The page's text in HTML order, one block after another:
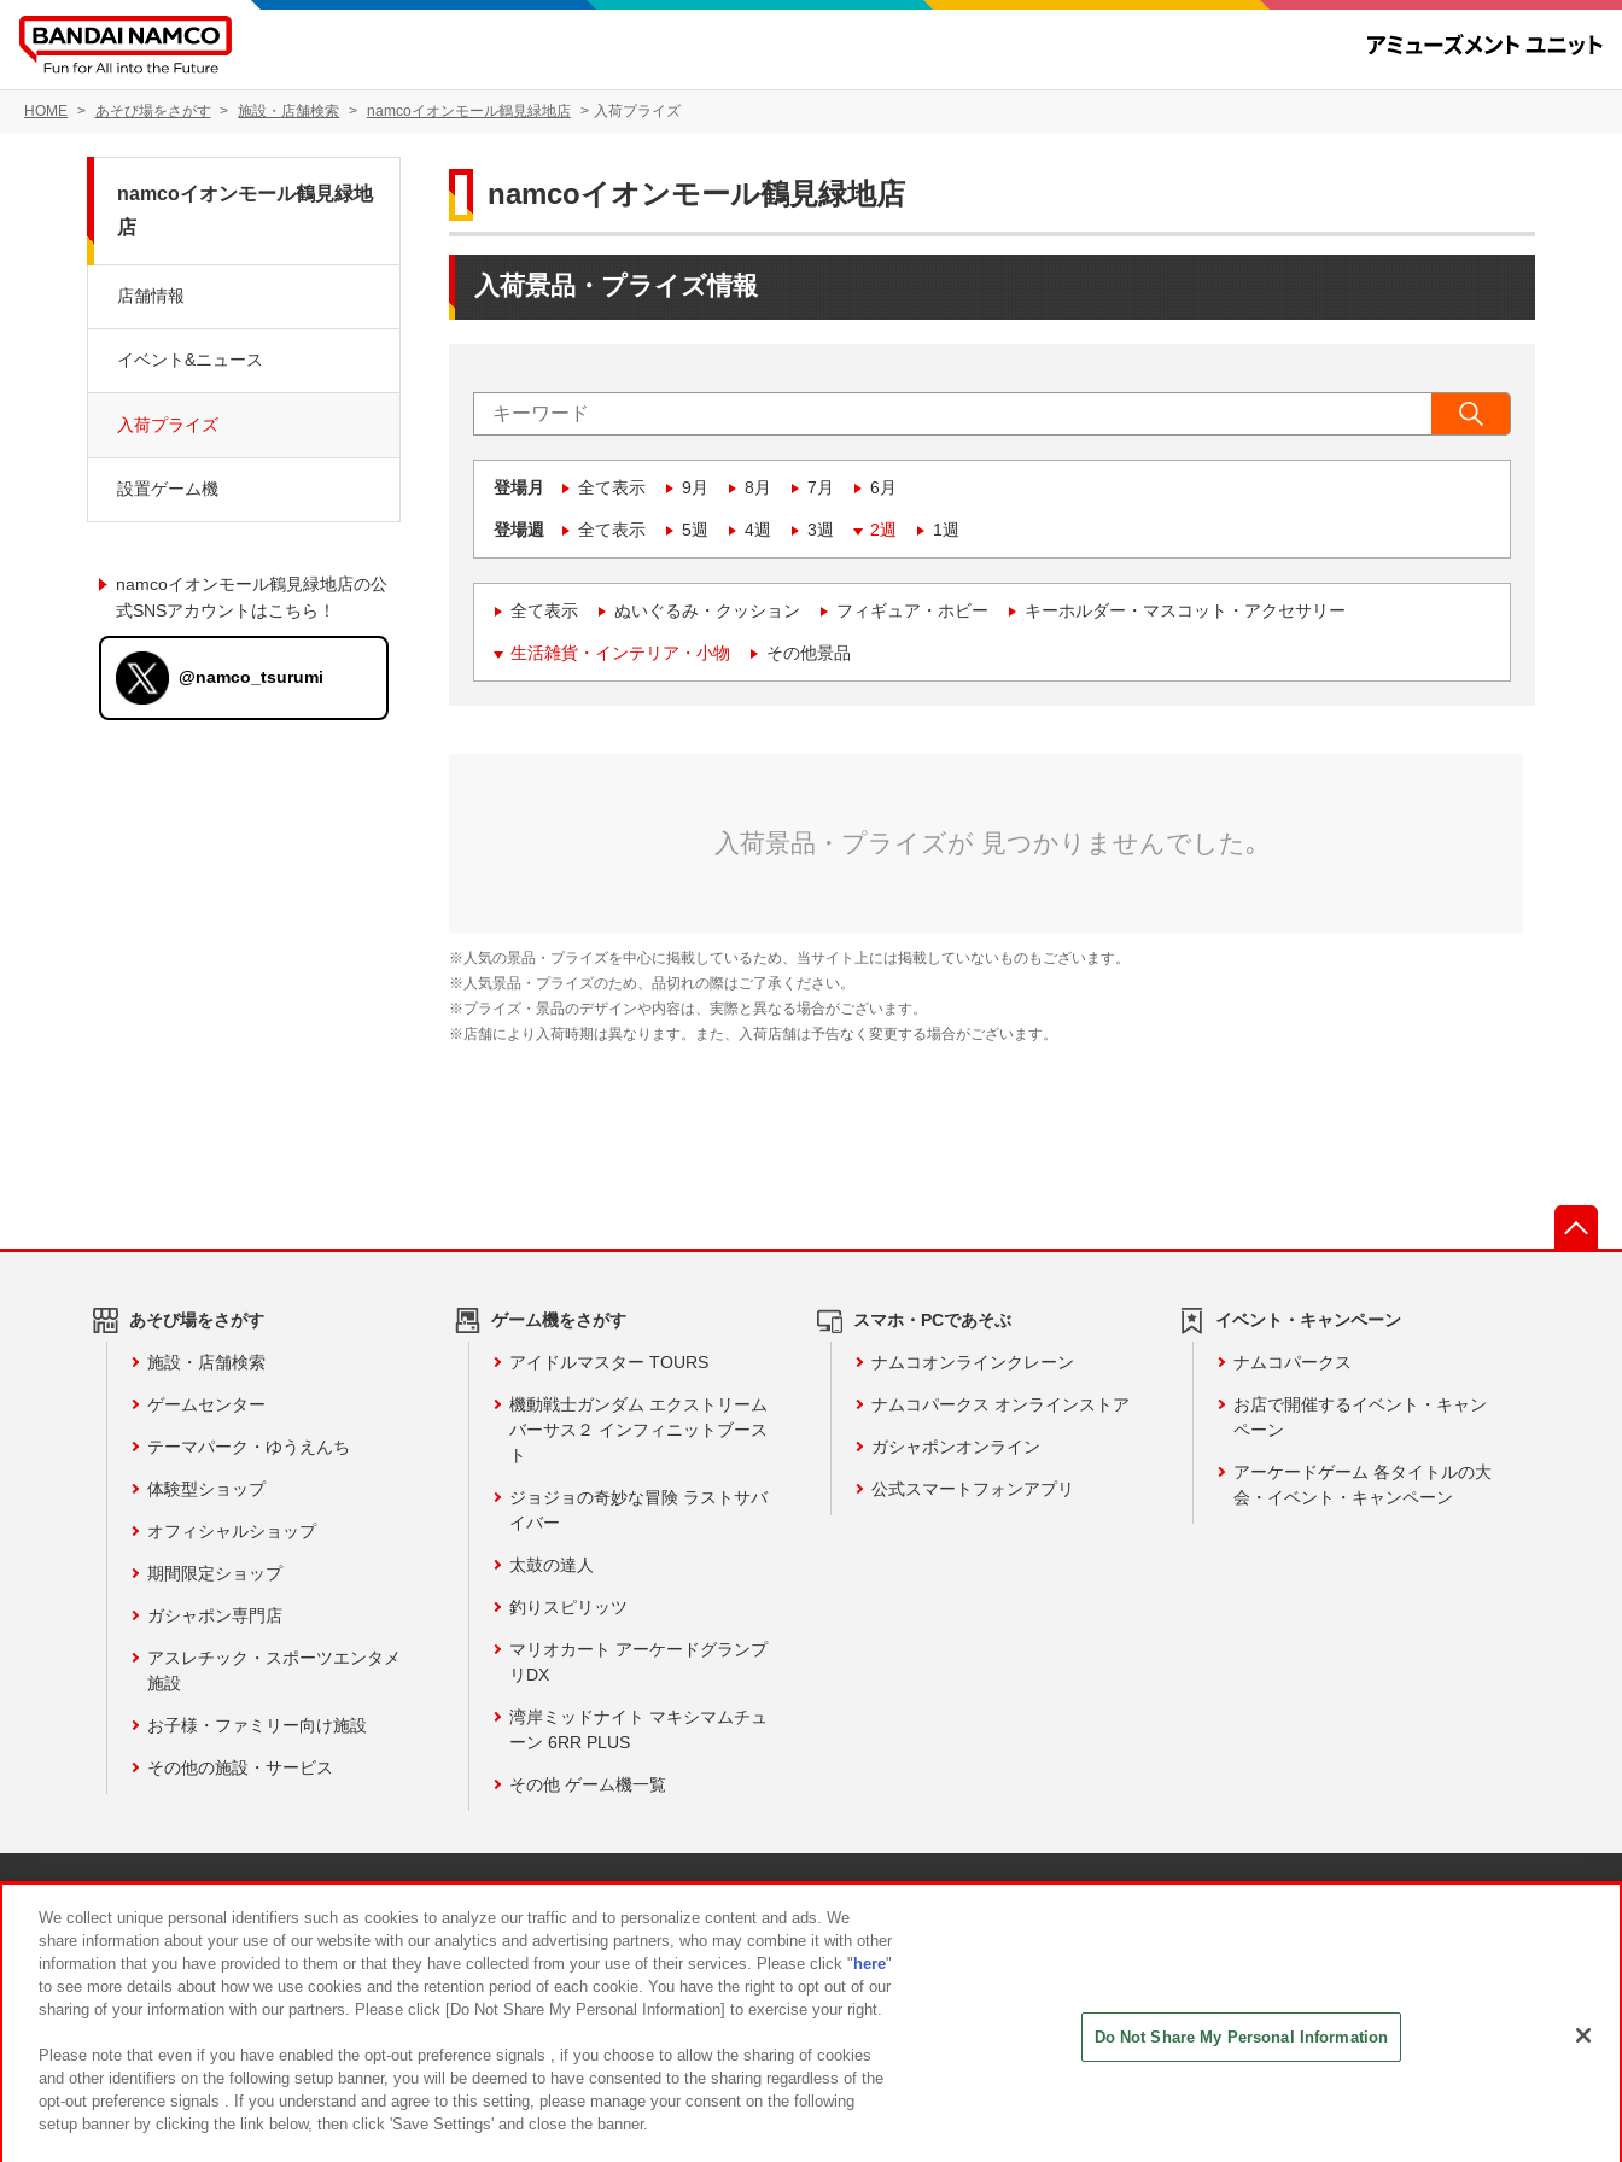
HOME あそび場をさがす 施設・店舗検索 namcoイオンモール鶴見緑地店 入荷プライズ
namcoイオンモール鶴見緑地店
入荷景品・プライズ情報
登場月 全て表示 9月 8月 7月 6月
登場週 全て表示 5週 4週 3週 2週 1週
全て表示 ぬいぐるみ・クッション フィギュア・ホビー キーホルダー・マスコット・アクセサリー
生活雑貨・インテリア・小物 その他景品
namcoイオンモール鶴見緑地
店
店舗情報
イベント&ニュース
入荷プライズ
設置ゲーム機
namcoイオンモール鶴見緑地店の公
式SNSアカウントはこちら！
@namco_tsurumi
あそび場をさがす
施設・店舗検索
ゲームセンター
テーマパーク・ゆうえんち
体験型ショップ
オフィシャルショップ
期間限定ショップ
ガシャポン専門店
アスレチック・スポーツエンタメ
施設
お子様・ファミリー向け施設
その他の施設・サービス
ゲーム機をさがす
アイドルマスター TOURS
機動戦士ガンダム エクストリーム
バーサス２ インフィニットブース
ト
ジョジョの奇妙な冒険 ラストサバ
イバー
太鼓の達人
釣りスピリッツ
マリオカート アーケードグランプ
リDX
湾岸ミッドナイト マキシマムチュ
ーン 6RR PLUS
その他 ゲーム機一覧
スマホ・PCであそぶ
ナムコオンラインクレーン
ナムコパークス オンラインストア
ガシャポンオンライン
公式スマートフォンアプリ
イベント・キャンペーン
ナムコパークス
お店で開催するイベント・キャン
ペーン
アーケードゲーム 各タイトルの大
会・イベント・キャンペーン
食品のご提供について カスタマーハラスメント対応方針
We collect unique personal identifiers such as cookies to analyze our traffic and to personalize content and ads. We
share information about your use of our website with our analytics and advertising partners, who may combine it with other
information that you have provided to them or that they have collected from your use of their services. Please click " here"
to see more details about how we use cookies and the retention period of each cookie. You have the right to opt out of our
sharing of your information with our partners. Please click [Do Not Share My Personal Information] to exercise your right.
Please note that even if you have enabled the opt-out preference signals , if you choose to allow the sharing of cookies
and other identifiers on the following setup banner, you will be deemed to have consented to the sharing regardless of the
opt-out preference signals . If you understand and agree to this setting, please manage your consent on the following
setup banner by clicking the link below, then click 'Save Settings' and close the banner.
Do Not Share My Personal Information